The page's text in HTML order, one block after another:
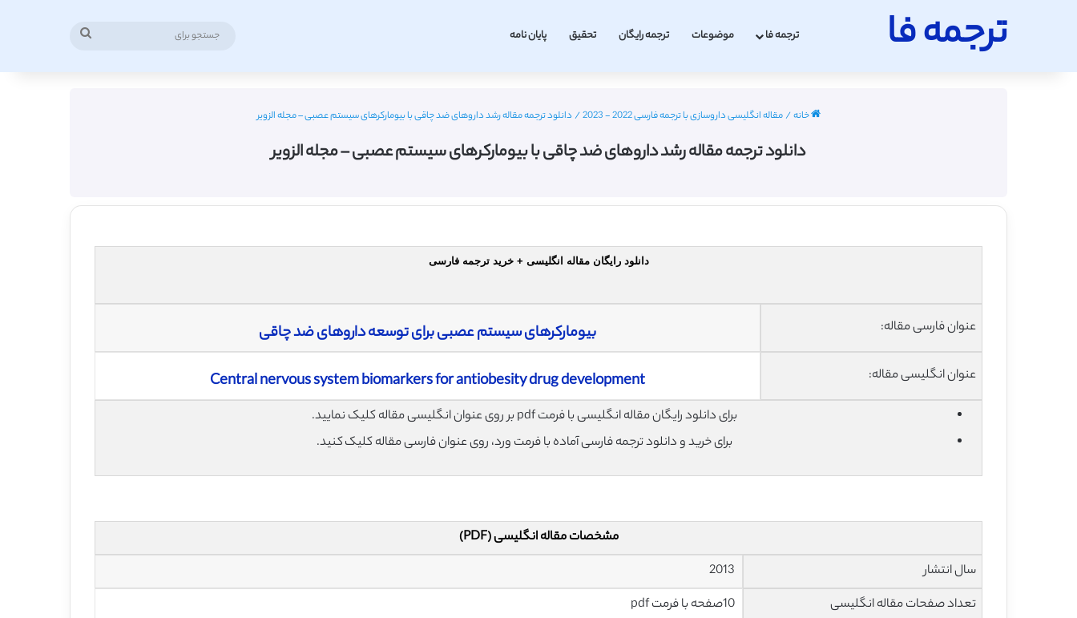
ترجمه فا ترجمه فا موضوعات ترجمه رایگان تحقیق پایان نامه
خانه/مقاله انگلیسی داروسازی با ترجمه فارسی 2022 - 2023 / دانلود ترجمه مقاله رشد داروهای ضد چاقی با بیومارکرهای سیستم عصبی – مجله الزویر
دانلود ترجمه مقاله رشد داروهای ضد چاقی با بیومارکرهای سیستم عصبی – مجله الزویر
دانلود رایگان مقاله انگلیسی + خرید ترجمه فارسی
عنوان فارسی مقاله: بیومارکرهای سیستم عصبی برای توسعه داروهای ضد چاقی
عنوان انگلیسی مقاله: Central nervous system biomarkers for antiobesity drug development
برای دانلود رایگان مقاله انگلیسی با فرمت pdf بر روی عنوان انگلیسی مقاله کلیک نمایید.
برای خرید و دانلود ترجمه فارسی آماده با فرمت ورد، روی عنوان فارسی مقاله کلیک کنید.
مشخصات مقاله انگلیسی (PDF)
سال انتشار
تعداد صفحات مقاله انگلیسی